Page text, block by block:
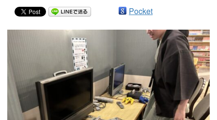
Pocket